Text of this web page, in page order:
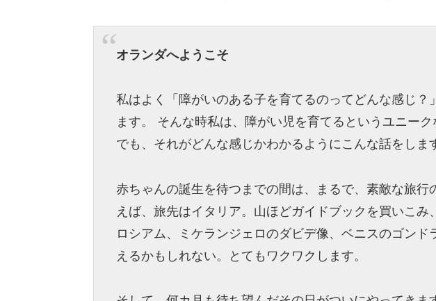
オランダへようこそ
私はよく「障がいのある子を育てるのってどんな感じ？
ます。 そんな時私は、障がい児を育てるというユニー
でも、それがどんな感じかわかるようにこんな話をしま
赤ちゃんの誕生を待つまでの間は、まるで、素敵な旅行
えば、旅先はイタリア。山ほどガイドブックを買いこみ
ロシアム、ミケランジェロのダビデ像、ベニスのゴンド
えるかもしれない。とてもワクワクします。